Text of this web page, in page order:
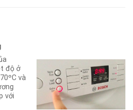
độ ở
và
với